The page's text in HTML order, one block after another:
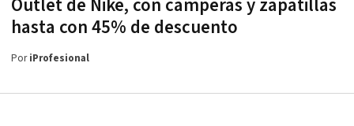
Outlet de Nike, con camperas y zapatillas
hasta con 45% de descuento
PoriProfesional